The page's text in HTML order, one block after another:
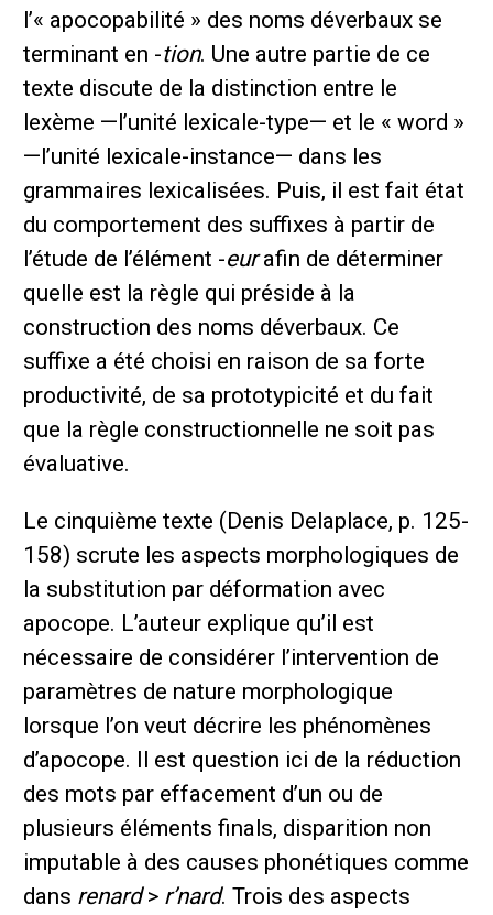
l’« apocopabilité » des noms déverbaux se
terminant en -tion. Une autre partie de ce
texte discute de la distinction entre le
lexème —l’unité lexicale-type— et le « word »
—l’unité lexicale-instance— dans les
grammaires lexicalisées. Puis, il est fait état
du comportement des suffixes à partir de
l’étude de l’élément -eurafin de déterminer
quelle est la règle qui préside à la
construction des noms déverbaux. Ce
suffixe a été choisi en raison de sa forte
productivité, de sa prototypicité et du fait
que la règle constructionnelle ne soit pas
évaluative.
Le cinquième texte (Denis Delaplace, p. 125-
158) scrute les aspects morphologiques de
la substitution par déformation avec
apocope. L’auteur explique qu’il est
nécessaire de considérer l’intervention de
paramètres de nature morphologique
lorsque l’on veut décrire les phénomènes
d’apocope. Il est question ici de la réduction
des mots par effacement d’un ou de
plusieurs éléments finals, disparition non
imputable à des causes phonétiques comme
dans renard> r’nard. Trois des aspects